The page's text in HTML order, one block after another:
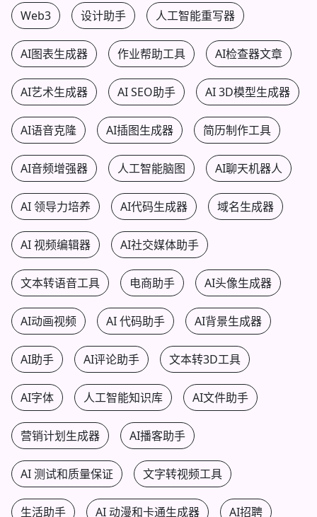
Web3 设计助手 人工智能重写器
AI图表生成器 作业帮助工具 AI检查器文章
AI艺术生成器 AI SEO助手 AI 3D模型生成器
AI语音克隆 AI插图生成器 简历制作工具
AI音频增强器 人工智能脑图 AI聊天机器人
AI 领导力培养 AI代码生成器 域名生成器
AI 视频编辑器 AI社交媒体助手
文本转语音工具 电商助手 AI头像生成器
AI动画视频 AI 代码助手 AI背景生成器
AI助手 AI评论助手 文本转3D工具
AI字体 人工智能知识库 AI文件助手
营销计划生成器 AI播客助手
AI 测试和质量保证 文字转视频工具
生活助手 AI 动漫和卡通生成器 AI招聘